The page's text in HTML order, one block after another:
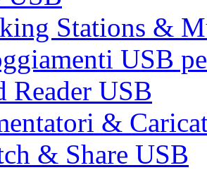
Stations &
USB
Reader USB
&
& Share USB